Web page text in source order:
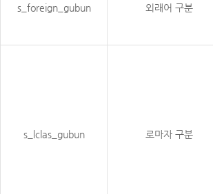
s_foreign_gubun 외래어 구분
s_lclas_gubun 로마자 구분